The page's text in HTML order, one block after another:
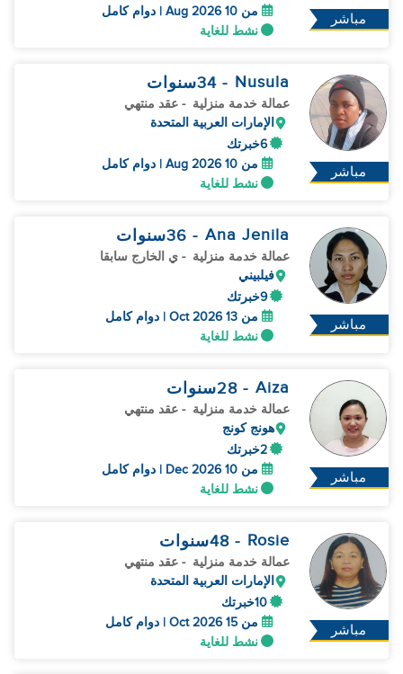
مباشر
من 10 Aug 2026 | دوام كامل
نشط للغاية
مباشر
Nusula
- 34 سنوات
عمالة خدمة منزلية - عقد منتهي
الإمارات العربية المتحدة
6خبرتك
من 10 Aug 2026 | دوام كامل
نشط للغاية
مباشر
Ana Jenila
- 36 سنوات
عمالة خدمة منزلية - ي الخارج سابقا
فيلبيني
9خبرتك
من 13 Oct 2026 | دوام كامل
نشط للغاية
مباشر
Aiza
- 28 سنوات
عمالة خدمة منزلية - عقد منتهي
هونج كونج
2خبرتك
من 10 Dec 2026 | دوام كامل
نشط للغاية
مباشر
Rosie
- 48 سنوات
عمالة خدمة منزلية - عقد منتهي
الإمارات العربية المتحدة
10خبرتك
من 15 Oct 2026 | دوام كامل
نشط للغاية